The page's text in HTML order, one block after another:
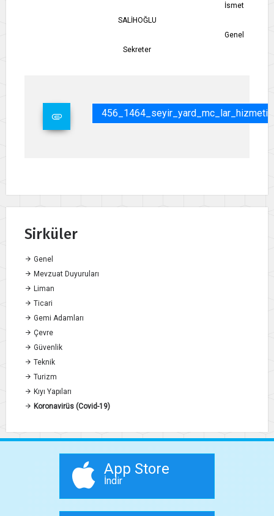
İsmet
SALİHOĞLU
Genel
Sekreter
Sirküler
Genel
Mevzuat Duyuruları
Liman
Ticari
Gemi Adamları
Çevre
Güvenlik
Teknik
Turizm
Kıyı Yapıları
Koronavirüs (Covid-19)
App Store
İndir